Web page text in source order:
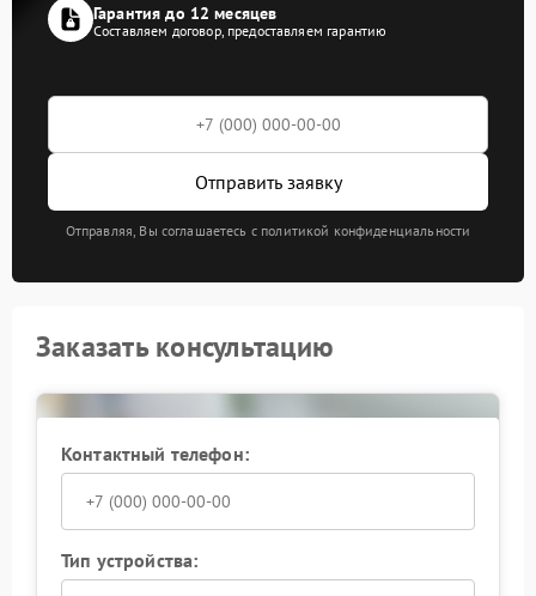
Гарантия до 12 месяцев
Составляем договор, предоставляем гарантию
Отправить заявку
Отправляя, Вы соглашаетесь с политикой конфиденциальности
Заказать консультацию
Контактный телефон:
Тип устройства: